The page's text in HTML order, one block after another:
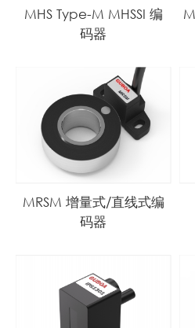
MHS Type-M MHSSI 编
码器
MRSM 增量式/直线式编
码器